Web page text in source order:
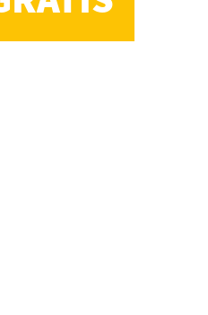
María Salazar